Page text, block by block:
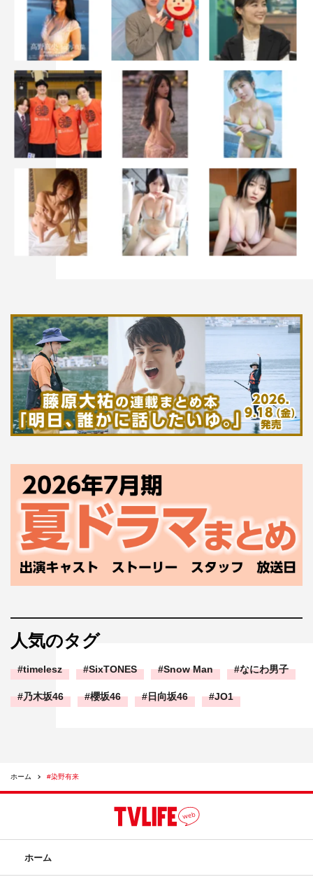
人気のタグ
timelesz SixTONES Snow Man なにわ男子
乃木坂46 櫻坂46 日向坂46 JO1
ホーム #染野有来
ホーム